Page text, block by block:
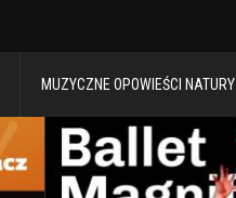
MUZYCZNE OPOWIEŚCI NATURY